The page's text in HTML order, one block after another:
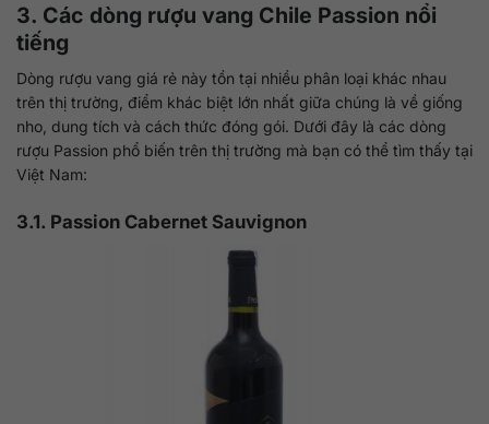
3. Các dòng rượu vang Chile Passion nổi
tiếng
Dòng rượu vang giá rẻ này tồn tại nhiều phân loại khác nhau
trên thị trường, điểm khác biệt lớn nhất giữa chúng là về giống
nho, dung tích và cách thức đóng gói. Dưới đây là các dòng
rượu Passion phổ biến trên thị trường mà bạn có thể tìm thấy tại
Việt Nam:
3.1. Passion Cabernet Sauvignon